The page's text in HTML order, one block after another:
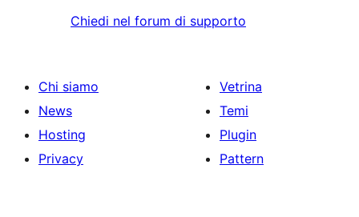
Chiedi nel forum di supporto
Chi siamo
News
Hosting
Privacy
Vetrina
Temi
Plugin
Pattern